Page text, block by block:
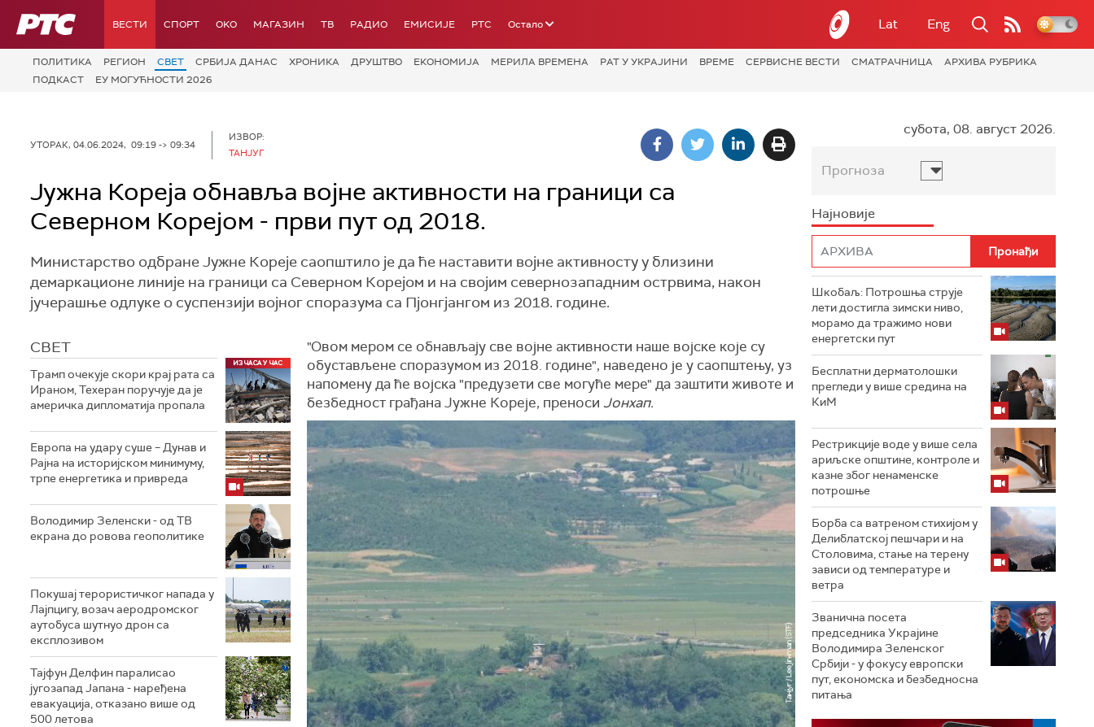
РТС ВЕСТИ СПОРТ OKO МАГАЗИН ТВ РАДИО ЕМИСИЈЕ РТС Остало Lat Eng
ПОЛИТИКА РЕГИОН СВЕТ СРБИЈА ДАНАС ХРОНИКА ДРУШТВО ЕКОНОМИЈА МЕРИЛА ВРЕМЕНА РАТ У УКРАЈИНИ ВРЕМЕ СЕРВИСНЕ ВЕСТИ СМАТРАЧНИЦА
АРХИВА РУБРИКА
ПОДКАСТ
ЕУ МОГУЋНОСТИ 2026
УТОРАК, 04.06.2024, 09:19 -> 09:34
ИЗВОР:
ТАНЈУГ
Јужна Кореја обнавља војне активности на граници са
Северном Корејом - први пут од 2018.
Министарство одбране Јужне Кореје саопштило је да ће наставити војне активносту у близини
демаркационе линије на граници са Северном Корејом и на својим севернозападним острвима, након
јучерашње одлуке о суспензији војног споразума са Пјонгјангом из 2018. године.
СВЕТ
Трамп очекује скори крај рата са
Ираном, Техеран поручује да је
америчка дипломатија пропала
Европа на удару суше – Дунав и
Рајна на историјском минимуму,
трпе енергетика и привреда
Володимир Зеленски - од ТВ
екрана до ровова геополитике
Покушај терористичког напада у
Лајпцигу, возач аеродромског
аутобуса шутнуо дрон са
експлозивом
Тајфун Делфин паралисао
југозапад Јапана - наређена
евакуација, отказано више од
500 летова
"Овом мером се обнављају све војне активности наше војске које су
обустављене споразумом из 2018. године", наведено је у саопштењу, уз
напомену да ће војска "предузети све могуће мере" да заштити животе и
безбедност грађана Јужне Кореје, преноси Јонхап.
субота, 08. август 2026.
Прогноза
Најновије
Шкобаљ: Потрошња струје
лети достигла зимски ниво,
морамо да тражимо нови
енергетски пут
Бесплатни дерматолошки
прегледи у више средина на
КиМ
Рестрикције воде у више села
ариљске општине, контроле и
казне због ненаменске
потрошње
Борба са ватреном стихијом у
Делиблатској пешчари и на
Столовима, стање на терену
зависи од температуре и
ветра
Званична посета
председника Украјине
Володимира Зеленског
Србији - у фокусу европски
пут, економска и безбедносна
питања